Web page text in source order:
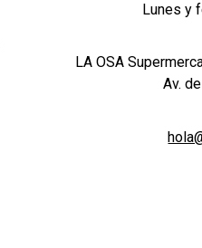
Lunes y
LA OSA
Av.